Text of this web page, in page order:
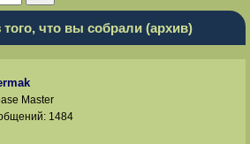
что вы собрали (архив)
Master
1484